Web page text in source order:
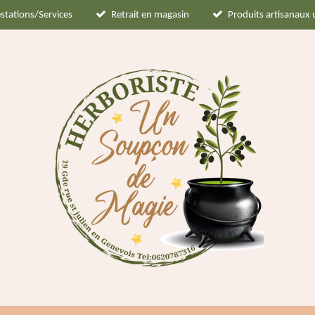
Services Retrait en magasin Produits artisanaux